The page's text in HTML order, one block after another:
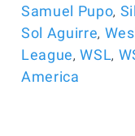
Samuel Pupo,
Sol Aguirre,
League,WSL,
America